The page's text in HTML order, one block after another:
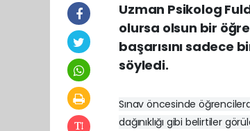
Uzman Psikolog
olursa olsun bir
başarısını sadece
söyledi.
Sınav öncesinde
dağınıklığı gibi belirtiler